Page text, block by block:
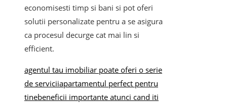
economisesti timp si bani si pot oferi
solutii personalizate pentru a se asigura
ca procesul decurge cat mai lin si
efficient.
agentul tau imobiliar poate oferi o serie
de serviciiapartamentul perfect pentru
tinebeneficii importante atunci cand iti